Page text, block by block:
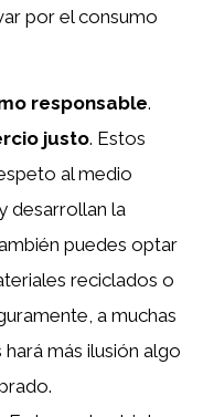
por el consumo
responsable.
justo. Estos
al medio
desarrollan la
puedes optar
reciclados o
a muchas
más ilusión algo